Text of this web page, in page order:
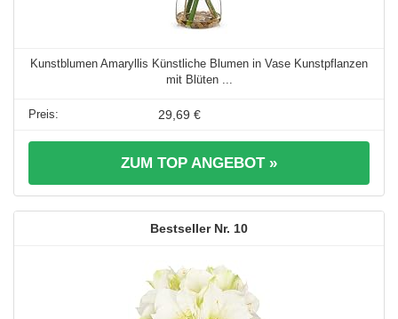
Kunstblumen Amaryllis Künstliche Blumen in Vase Kunstpflanzen
mit Blüten ...
29,69 €
ZUM TOP ANGEBOT »
10